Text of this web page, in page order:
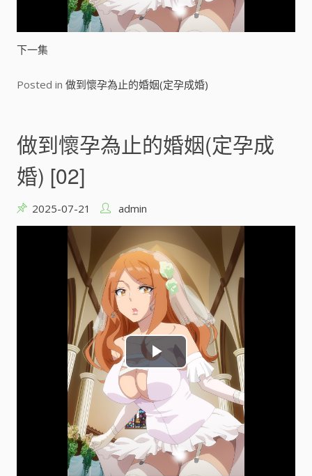
y
i
e
下一集
Posted in 做到懷孕為止的婚姻(定孕成婚)
做到懷孕為止的婚姻(定孕成
婚) [02]
2025-07-21 admin
P
l
a
y